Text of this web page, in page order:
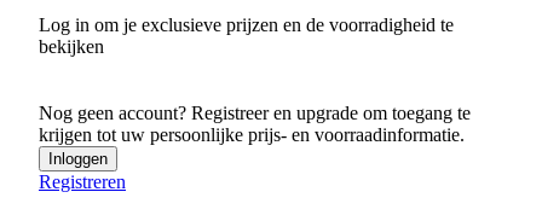
Log in om je exclusieve prijzen en de voorradigheid te
bekijken
Nog geen account? Registreer en upgrade om toegang te
krijgen tot uw persoonlijke prijs- en voorraadinformatie.
Inloggen
Registreren